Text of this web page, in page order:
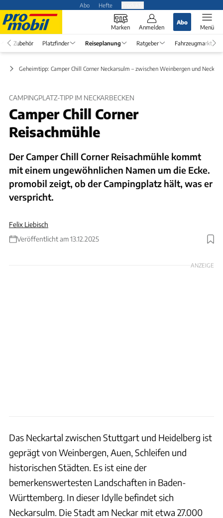
Abo Hefte
Marken Anmelden
Abo
Menü
Zubehör Platzfinder Reiseplanung Ratgeber Fahrzeugmarkt
Geheimtipp: Camper Chill Corner Neckarsulm – zwischen Weinbergen und Neckar
CAMPINGPLATZ-TIPP IM NECKARBECKEN
Camper Chill Corner
Reisachmühle
Der Camper Chill Corner Reisachmühle kommt
mit einem ungewöhnlichen Namen um die Ecke.
promobil zeigt, ob der Campingplatz hält, was er
verspricht.
Felix Liebisch
Veröffentlicht am 13.12.2025
Foto: Oli Tourne
ANZEIGE
Das Neckartal zwischen Stuttgart und Heidelberg ist
geprägt von Weinbergen, Auen, Schleifen und
historischen Städten. Es ist eine der
bemerkenswertesten Landschaften in Baden-
Württemberg. In dieser Idylle befindet sich
Neckarsulm. Die Stadt am Neckar mit etwa 27.000